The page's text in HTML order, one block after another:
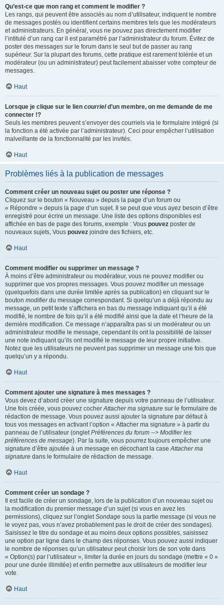
Qu’est-ce que mon rang et comment le modifier ?
Les rangs, qui peuvent être associés au nom d’utilisateur, indiquent le nombre
de messages postés ou identifient certains membres tels que les modérateurs
et administrateurs. En général, vous ne pouvez pas directement modifier
l’intitulé d’un rang car il est paramétré par l’administrateur du forum. Évitez de
poster des messages sur le forum dans le seul but de passer au rang
supérieur. Sur la plupart des forums, cette pratique est rarement tolérée et un
modérateur (ou un administrateur) peut facilement abaisser votre compteur de
messages.
Haut
Lorsque je clique sur le lien courrield’un membre, on me demande de me
connecter !?
Seuls les membres peuvent s’envoyer des courriels via le formulaire intégré (si
la fonction a été activée par l’administrateur). Ceci pour empêcher l’utilisation
malveillante de la fonctionnalité par les invités.
Haut
Problèmes liés à la publication de messages
Comment créer un nouveau sujet ou poster une réponse ?
Cliquez sur le bouton « Nouveau » depuis la page d’un forum ou
« Répondre » depuis la page d’un sujet. Il se peut que vous ayez besoin d’être
enregistré pour écrire un message. Une liste des options disponibles est
affichée en bas de page des forums, exemple : Vous pouvez poster de
nouveaux sujets, Vous pouvez joindre des fichiers, etc.
Haut
Comment modifier ou supprimer un message ?
À moins d’être administrateur ou modérateur, vous ne pouvez modifier ou
supprimer que vos propres messages. Vous pouvez modifier un message
(quelquefois dans une durée limitée après sa publication) en cliquant sur le
bouton modifierdu message correspondant. Si quelqu’un a déjà répondu au
message, un petit texte s’affichera en bas du message indiquant qu’il a été
modifié, le nombre de fois qu’il a été modifié ainsi que la date et l’heure de la
dernière modification. Ce message n’apparaîtra pas si un modérateur ou un
administrateur modifie le message, cependant ils ont la possibilité de laisser
une note indiquant qu’ils ont modifié le message de leur propre initiative.
Notez que les utilisateurs ne peuvent pas supprimer un message une fois que
quelqu’un y a répondu.
Haut
Comment ajouter une signature à mes messages ?
Vous devez d’abord créer une signature depuis votre panneau de l’utilisateur.
Une fois créée, vous pouvez cocherAttacher ma signature sur le formulaire de
rédaction de message. Vous pouvez aussi ajouter la signature par défaut à
tous vos messages en activant l’option « Attacher ma signature » à partir du
panneau de l’utilisateur (ongletPréférences du forum --> Modifier les
préférences de message). Par la suite, vous pourrez toujours empêcher une
signature d’être ajoutée à un message en décochant la caseAttacher ma
signature dans le formulaire de rédaction de message.
Haut
Comment créer un sondage ?
Il est facile de créer un sondage, lors de la publication d’un nouveau sujet ou
la modification du premier message d’un sujet (si vous en avez les
permissions), cliquez sur l’ongletSondage sous la partie message (si vous ne
le voyez pas, vous n’avez probablement pas le droit de créer des sondages).
Saisissez le titre du sondage et au moins deux options possibles, saisissez
une option par ligne dans le champ des réponses. Vous pouvez aussi indiquer
le nombre de réponses qu’un utilisateur peut choisir lors de son vote dans
« Option(s) par l’utilisateur », limiter la durée en jours du sondage (mettre « 0 »
pour une durée illimitée) et enfin permettre aux utilisateurs de modifier leur
vote.
Haut